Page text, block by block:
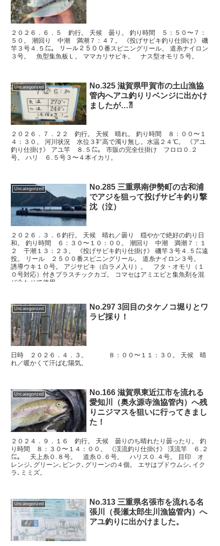
２０２６．６．５ 釣行。 天候 曇り。 釣り時間 ５：５０〜７：
５０。 潮回り 中潮 満潮７：４７。 《投げサビキ釣り仕掛け》 磯
竿３号４.５㍍。 リール２５００番スピニングリール。 道糸ナイロン
３号。 魚型集魚板Ｌ。 ママカリサビキ。 ナス型オモリ５号。
Uncategorized
No.325 滋賀県甲賀市の土山漁協
管内へアユ釣りリベンジに出かけ
ましたが…⁈
２０２６．７．２２ 釣行。 天候 晴れ。 釣り時間 ８：００〜１
４：３０。 河川状況 水位３㌢高で濁り無し。水温２４℃。 《アユ
釣り仕掛け》 アユ竿 ８.５㍍。 市販の完全仕掛け フロロ０.２
号。 ハリ ６.５号３〜４本イカリ。
Uncategorized
No.285 三重県南伊勢町の古和浦
でアジを狙って投げサビキ釣り撃
沈（泣）
２０２６．３．６釣行。 天候 晴れ／曇り 穏やかで絶好の釣り日
和。 釣り時間 ６：３０〜１０：００。 潮回り 中潮 満潮７：１
２ 干潮１３：２３。 《投げサビキ釣り仕掛け》 磯竿３号４.５㍍遠
投。 リール ２５００番スピニングリール。 道糸ナイロン３号。
誘導ウキ１０号。 アジサビキ（白ラメ入り）。 フタ・オモリ（１
０号対応）付きプラスチックカゴ。 コマセはアミエビと集魚剤を混
ぜ合わせて使用。
Uncategorized
No.297 3回目のタケノコ堀りとワ
ラビ採り！
日時 ２０２６．４．３。 ８：００〜１１：３０。 天候 晴
れ／暖かくて汗ばむ陽気。
Uncategorized
No.166 滋賀県東近江市を流れる
愛知川（奥永源寺漁協管内）へ残
りニジマスを狙いに行ってきまし
た！
２０２４．９．１６ 釣行。 天候 曇りのち晴れたり曇ったり。 釣
り時間 ８：３０〜１４：００。 《渓流釣り仕掛け》 渓流竿 ６.２
㍍。 天上糸０.８号。 道糸０.６号。 ハリス０.４号。 目印 オ
レンジ､グリーン､ピンク､グリーンの４個。 エサはブドウムシ､イク
ラ､ミミズ。
Uncategorized
No.313 三重県名張市を流れる名
張川（長瀬太郎生川漁協管内）へ
アユ釣りに出かけました。